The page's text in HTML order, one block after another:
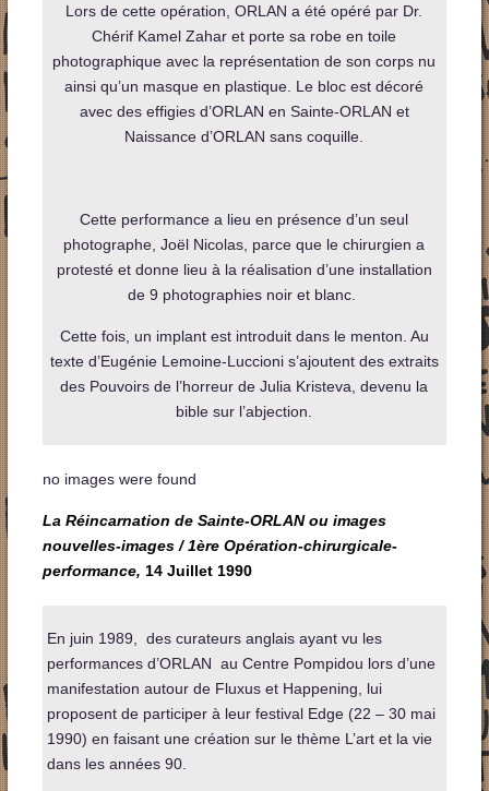
Lors de cette opération, ORLAN a été opéré par Dr.
Chérif Kamel Zahar et porte sa robe en toile
photographique avec la représentation de son corps nu
ainsi qu’un masque en plastique. Le bloc est décoré
avec des effigies d’ORLAN en Sainte-ORLAN et
Naissance d’ORLAN sans coquille.
Cette performance a lieu en présence d’un seul
photographe, Joël Nicolas, parce que le chirurgien a
protesté et donne lieu à la réalisation d’une installation
de 9 photographies noir et blanc.
Cette fois, un implant est introduit dans le menton. Au
texte d’Eugénie Lemoine-Luccioni s’ajoutent des extraits
des Pouvoirs de l’horreur de Julia Kristeva, devenu la
bible sur l’abjection.
no images were found
La Réincarnation de Sainte-ORLAN ou images
nouvelles-images / 1ère Opération-chirurgicale-
performance, 14 Juillet 1990
En juin 1989, des curateurs anglais ayant vu les
performances d’ORLAN au Centre Pompidou lors d’une
manifestation autour de Fluxus et Happening, lui
proposent de participer à leur festival Edge (22 – 30 mai
1990) en faisant une création sur le thème L’art et la vie
dans les années 90.